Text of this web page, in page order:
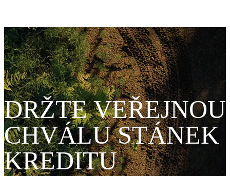
DRŽTE VEŘEJNOU
CHVÁLU STÁNEK
KREDITU